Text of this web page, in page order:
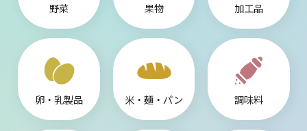
野菜 果物 加工品
卵・乳製品 米・麺・パン 調味料